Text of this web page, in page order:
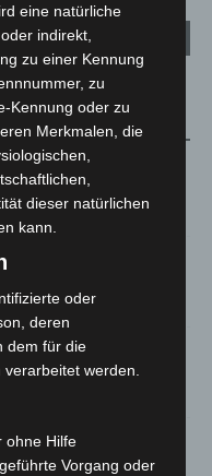
Mehring zeigt ihre
Hannover-West
nach
in Niedersachsen
eine natürliche
indirekt,
zu einer Kennung
zu
Kennung oder zu
Merkmalen, die
dieser natürlichen
kann.
oder
deren
dem für die
werden.
ohne Hilfe
Vorgang oder